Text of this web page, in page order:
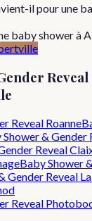
il pour une
baby shower à
Reveal
Reveal Roanne
Shower & Gender
Reveal
Baby Shower
Gender Reveal
Reveal